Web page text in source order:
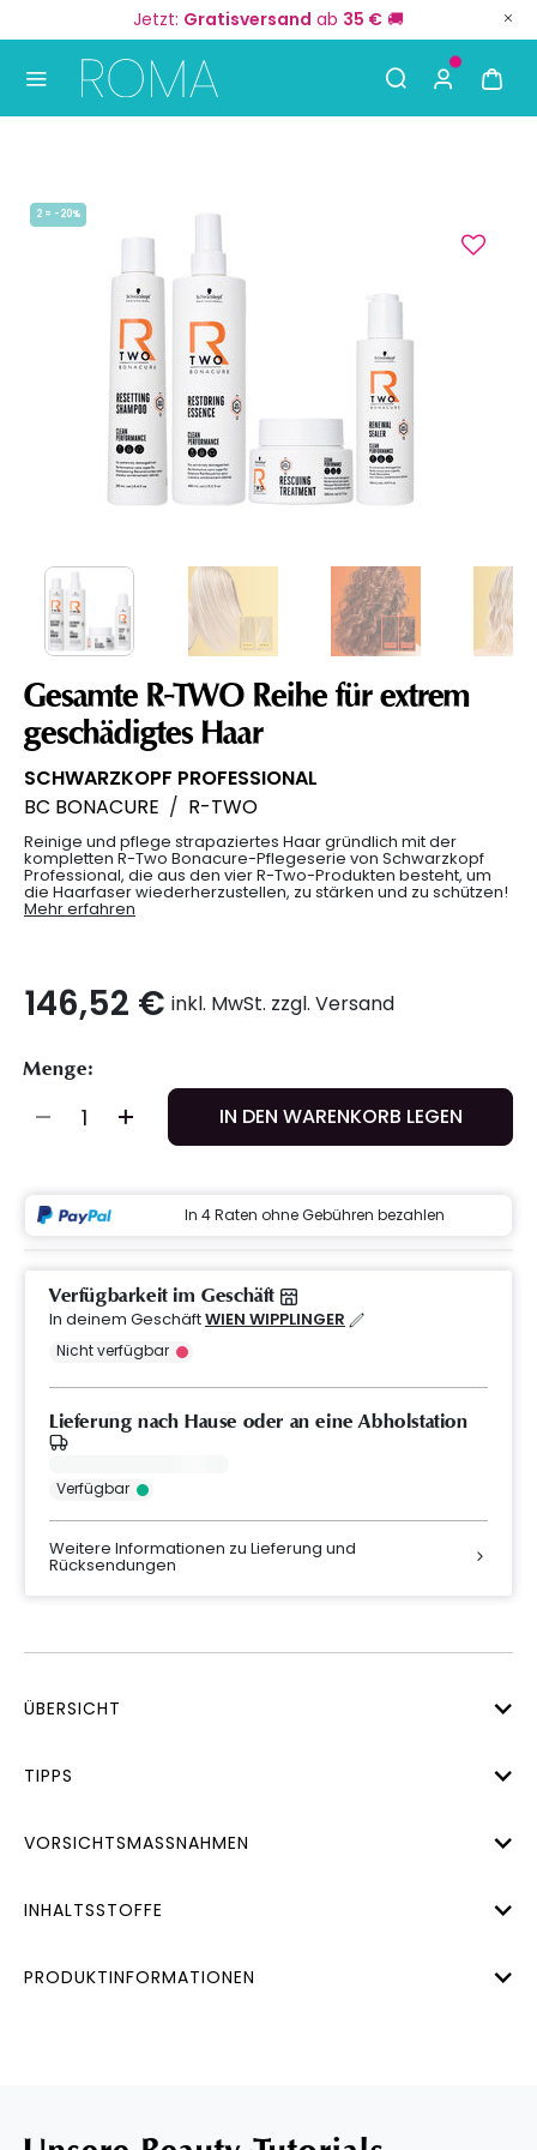
Jetzt: Gratisversand ab 35 € 🚚
2 = -20%
Gesamte R-TWO Reihe für extrem
geschädigtes Haar
SCHWARZKOPF PROFESSIONAL
BC BONACURE / R-TWO
Reinige und pflege strapaziertes Haar gründlich mit der
kompletten R-Two Bonacure-Pflegeserie von Schwarzkopf
Professional, die aus den vier R-Two-Produkten besteht, um
die Haarfaser wiederherzustellen, zu stärken und zu schützen!
Mehr erfahren
146,52 € inkl. MwSt. zzgl. Versand
Menge:
IN DEN WARENKORB LEGEN
In 4 Raten ohne Gebühren bezahlen
Verfügbarkeit im Geschäft
In deinem GeschäftWIEN WIPPLINGER
Nicht verfügbar
Lieferung nach Hause oder an eine Abholstation
Verfügbar
Weitere Informationen zu Lieferung und
Rücksendungen
ÜBERSICHT
TIPPS
VORSICHTSMASSNAHMEN
INHALTSSTOFFE
PRODUKTINFORMATIONEN